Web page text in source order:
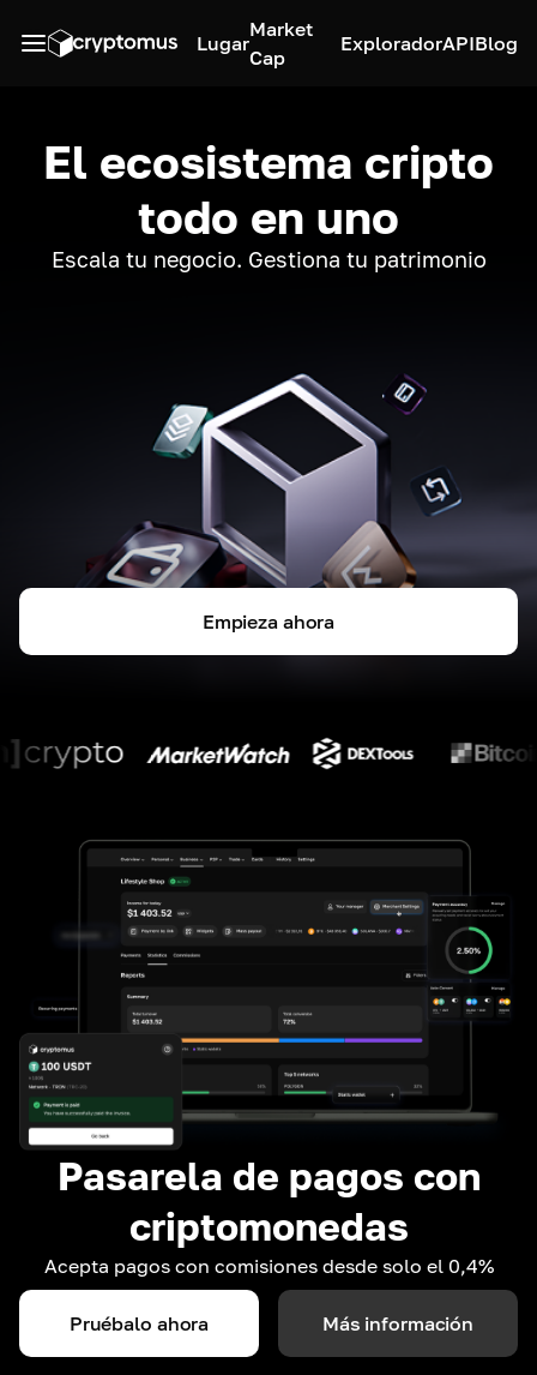
Lugar
Market
Cap
ExploradorAPIBlog
El ecosistema cripto
todo en uno
Escala tu negocio. Gestiona tu patrimonio
Empieza ahora
Pasarela de pagos con
criptomonedas
Acepta pagos con comisiones desde solo el 0,4%
Pruébalo ahora Más información